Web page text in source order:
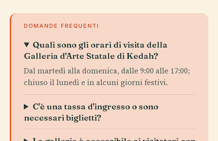
DOMANDE FREQUENTI
Quali sono gli orari di visita della
Galleria d'Arte Statale di Kedah?
Dal martedì alla domenica, dalle 9:00 alle 17:00;
chiuso il lunedì e in alcuni giorni festivi.
C'è una tassa d'ingresso o sono
necessari biglietti?